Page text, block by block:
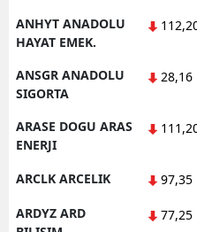
ANHYT ANADOLU
HAYAT EMEK.
ANSGR ANADOLU
SIGORTA
28,16
ARASE DOGU ARAS
ENERJI
ARCLK ARCELIK 97,35
ARDYZ ARD
77,25